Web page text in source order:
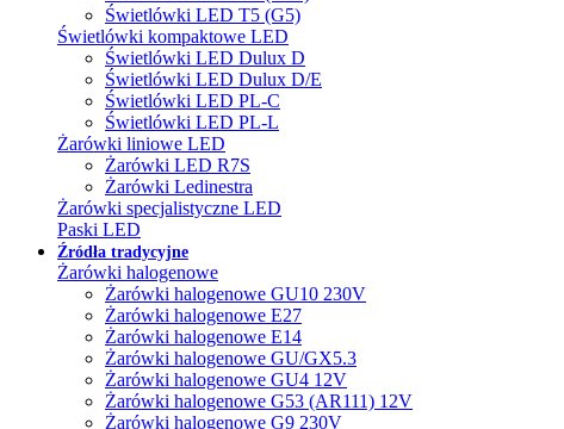
Świetlówki LED T5 (G5)
Świetlówki kompaktowe LED
Świetlówki LED Dulux D
Świetlówki LED Dulux D/E
Świetlówki LED PL-C
Świetlówki LED PL-L
Żarówki liniowe LED
Żarówki LED R7S
Żarówki Ledinestra
Żarówki specjalistyczne LED
Paski LED
Źródła tradycyjne
Żarówki halogenowe
Żarówki halogenowe GU10 230V
Żarówki halogenowe E27
Żarówki halogenowe E14
Żarówki halogenowe GU/GX5.3
Żarówki halogenowe GU4 12V
Żarówki halogenowe G53 (AR111) 12V
Żarówki halogenowe G9 230V